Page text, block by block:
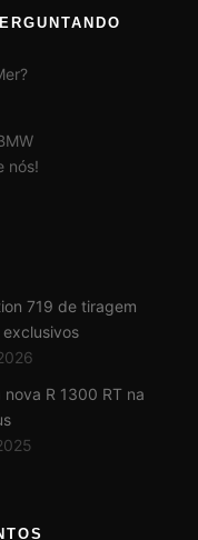
nós!
719 de tiragem
R 1300 RT na